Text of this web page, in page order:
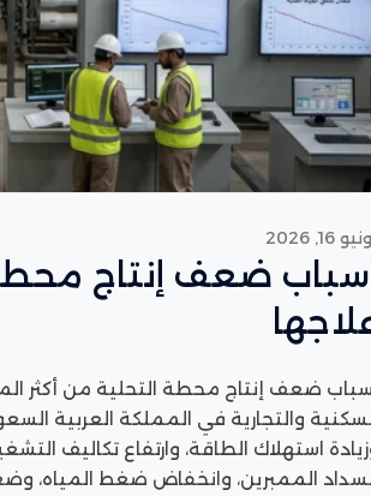
16, 2026
ضعف إنتاج
ضعف إنتاج محطة التحلية من أكثر
السكنية والتجارية في المملكة العربية
استهلاك الطاقة، وارتفاع تكاليف
الممبرين، وانخفاض ضغط المياه،